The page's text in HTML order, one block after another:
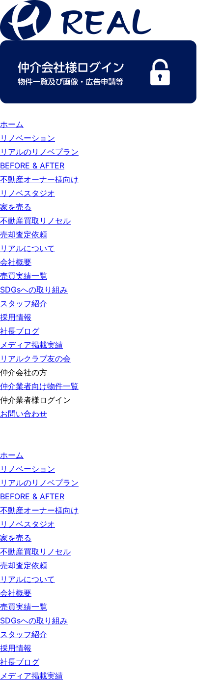
ホーム
リノベーション
リアルのリノベプラン
BEFORE & AFTER
不動産オーナー様向け
リノベスタジオ
家を売る
不動産買取リノセル
売却査定依頼
リアルについて
会社概要
売買実績一覧
SDGsへの取り組み
スタッフ紹介
採用情報
社長ブログ
メディア掲載実績
リアルクラブ友の会
仲介会社の方
仲介業者向け物件一覧
仲介業者様ログイン
お問い合わせ
ホーム
リノベーション
リアルのリノベプラン
BEFORE & AFTER
不動産オーナー様向け
リノベスタジオ
家を売る
不動産買取リノセル
売却査定依頼
リアルについて
会社概要
売買実績一覧
SDGsへの取り組み
スタッフ紹介
採用情報
社長ブログ
メディア掲載実績